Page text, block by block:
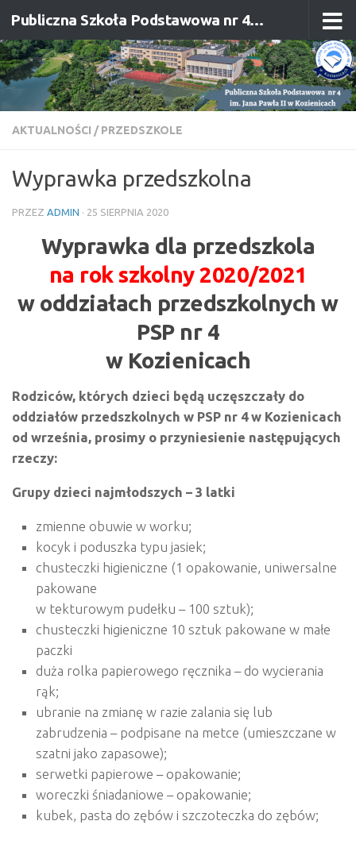
Przejdź do treści Publiczna Szkoła Podstawowa nr 4 im. Jana Pawła II w Kozienicach
AKTUALNOŚCI / PRZEDSZKOLE
Wyprawka przedszkolna
PRZEZ ADMIN · 25 SIERPNIA 2020
Wyprawka dla przedszkola
na rok szkolny 2020/2021
w oddziałach przedszkolnych w
PSP nr 4
w Kozienicach
Rodziców, których dzieci będą uczęszczały do
oddziałów przedszkolnych w PSP nr 4 w Kozienicach
od września, prosimy o przyniesienie następujących
rzeczy:
Grupy dzieci najmłodszych – 3 latki
zmienne obuwie w worku;
kocyk i poduszka typu jasiek;
chusteczki higieniczne (1 opakowanie, uniwersalne
pakowane
w tekturowym pudełku – 100 sztuk);
chusteczki higieniczne 10 sztuk pakowane w małe
paczki
duża rolka papierowego ręcznika – do wycierania
rąk;
ubranie na zmianę w razie zalania się lub
zabrudzenia – podpisane na metce (umieszczane w
szatni jako zapasowe);
serwetki papierowe – opakowanie;
woreczki śniadaniowe – opakowanie;
kubek, pasta do zębów i szczoteczka do zębów;